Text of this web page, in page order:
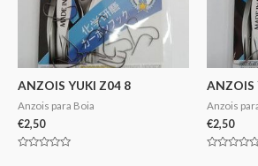
ANZOIS YUKI Z04 8
Anzois para Boia
€2,50
ANZOIS
Anzois
€2,50